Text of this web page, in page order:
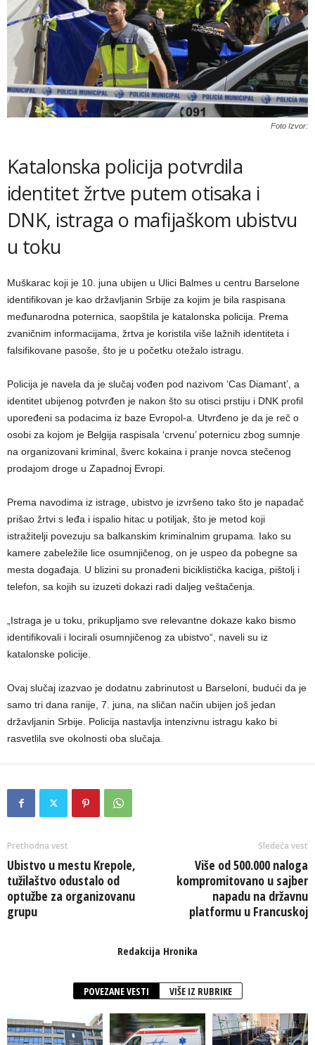
Foto Izvor:
Katalonska policija potvrdila
identitet žrtve putem otisaka i
DNK, istraga o mafijaškom ubistvu
u toku
Muškarac koji je 10. juna ubijen u Ulici Balmes u centru Barselone
identifikovan je kao državljanin Srbije za kojim je bila raspisana
međunarodna poternica, saopštila je katalonska policija. Prema
zvaničnim informacijama, žrtva je koristila više lažnih identiteta i
falsifikovane pasoše, što je u početku otežalo istragu.
Policija je navela da je slučaj vođen pod nazivom ‘Cas Diamant’, a
identitet ubijenog potvrđen je nakon što su otisci prstiju i DNK profil
upoređeni sa podacima iz baze Evropol-a. Utvrđeno je da je reč o
osobi za kojom je Belgija raspisala ‘crvenu’ poternicu zbog sumnje
na organizovani kriminal, šverc kokaina i pranje novca stečenog
prodajom droge u Zapadnoj Evropi.
Prema navodima iz istrage, ubistvo je izvršeno tako što je napadač
prišao žrtvi s leđa i ispalio hitac u potiljak, što je metod koji
istražitelji povezuju sa balkanskim kriminalnim grupama. Iako su
kamere zabeležile lice osumnjičenog, on je uspeo da pobegne sa
mesta događaja. U blizini su pronađeni biciklistička kaciga, pištolj i
telefon, sa kojih su izuzeti dokazi radi daljeg veštačenja.
„Istraga je u toku, prikupljamo sve relevantne dokaze kako bismo
identifikovali i locirali osumnjičenog za ubistvo“, naveli su iz
katalonske policije.
Ovaj slučaj izazvao je dodatnu zabrinutost u Barseloni, budući da je
samo tri dana ranije, 7. juna, na sličan način ubijen još jedan
državljanin Srbije. Policija nastavlja intenzivnu istragu kako bi
rasvetlila sve okolnosti oba slučaja.
Prethodna vest
Ubistvo u mestu Krepole,
tužilaštvo odustalo od
optužbe za organizovanu
grupu
Sledeća vest
Više od 500.000 naloga
kompromitovano u sajber
napadu na državnu
platformu u Francuskoj
Redakcija Hronika
POVEZANE VESTI VIŠE IZ RUBRIKE